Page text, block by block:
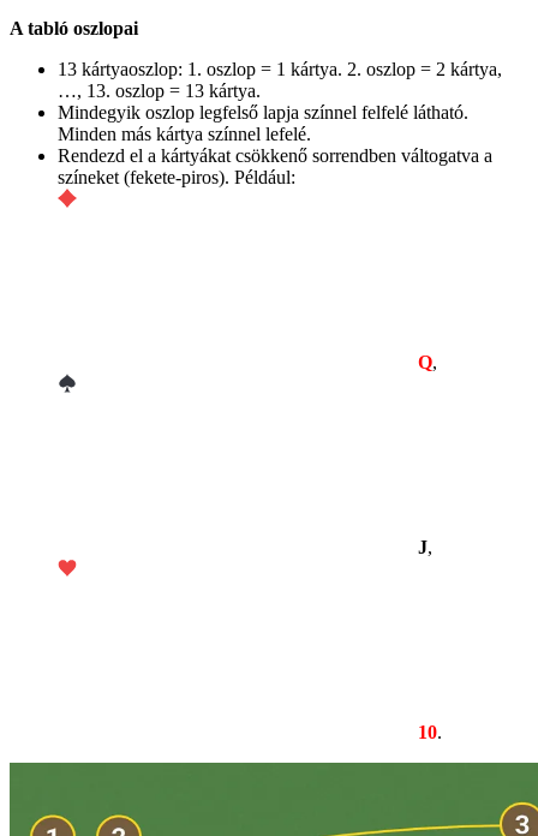
A tabló oszlopai
13 kártyaoszlop: 1. oszlop = 1 kártya. 2. oszlop = 2 kártya,
…, 13. oszlop = 13 kártya.
Mindegyik oszlop legfelső lapja színnel felfelé látható.
Minden más kártya színnel lefelé.
Rendezd el a kártyákat csökkenő sorrendben váltogatva a
színeket (fekete-piros). Például:
Q,
J️,
10.